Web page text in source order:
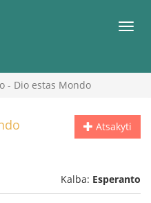
- Dio estas Mondo
Atsakyti
Kalba: Esperanto